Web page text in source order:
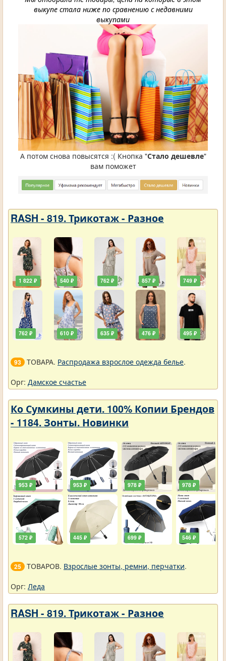
выкупе стала ниже по сравнению с недавними
выкупами
А потом снова повысятся :( Кнопка "Стало дешевле"
вам поможет
RASH - 819. Трикотаж - Разное
1 822 ₽
762 ₽
540 ₽
610 ₽
762 ₽
635 ₽
857 ₽
476 ₽
749 ₽
495 ₽
93 ТОВАРА. Распродажа взрослое одежда белье.
Орг: Дамское счастье
Ко Сумкины дети. 100% Копии Брендов
- 1184. Зонты. Новинки
953 ₽
572 ₽
953 ₽
445 ₽
978 ₽
699 ₽
978 ₽
546 ₽
25 ТОВАРОВ. Взрослые зонты, ремни, перчатки.
Орг: Леда
RASH - 819. Трикотаж - Разное